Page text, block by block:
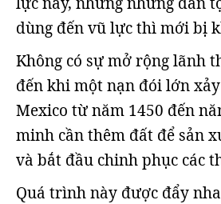
dùng đến vũ lực thì mới bị
Không có sự mở rộng lãnh
đến khi một nạn đói lớn
Mexico từ năm 1450 đến
minh cần thêm đất để sản
và bắt đầu chinh phục các
Quá trình này được đẩy